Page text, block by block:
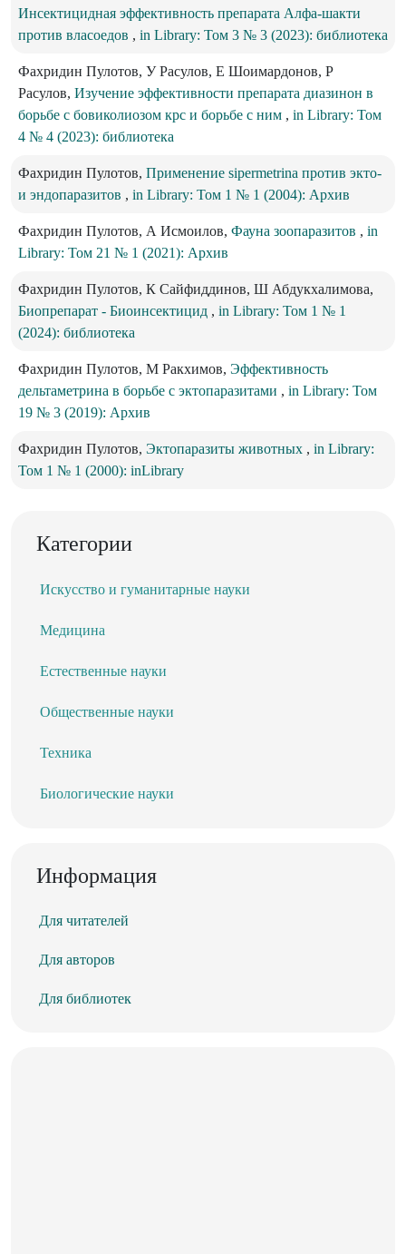
Инсектицидная эффективность препарата Алфа-шакти
против власоедов , in Library: Том 3 № 3 (2023): библиотека
Фахридин Пулотов, У Расулов, Е Шоимардонов, Р
Расулов, Изучение эффективности препарата диазинон в
борьбе с бовиколиозом крс и борьбе с ним , in Library: Том
4 № 4 (2023): библиотека
Фахридин Пулотов, Применение sipermetrina против экто-
и эндопаразитов , in Library: Том 1 № 1 (2004): Архив
Фахридин Пулотов, А Исмоилов, Фауна зоопаразитов , in
Library: Том 21 № 1 (2021): Архив
Фахридин Пулотов, К Сайфиддинов, Ш Абдукхалимова,
Биопрепарат - Биоинсектицид , in Library: Том 1 № 1
(2024): библиотека
Фахридин Пулотов, М Ракхимов, Эффективность
дельтаметрина в борьбе с эктопаразитами , in Library: Том
19 № 3 (2019): Архив
Фахридин Пулотов, Эктопаразиты животных , in Library:
Том 1 № 1 (2000): inLibrary
Категории
Искусство и гуманитарные науки
Медицина
Естественные науки
Общественные науки
Техника
Биологические науки
Информация
Для читателей
Для авторов
Для библиотек